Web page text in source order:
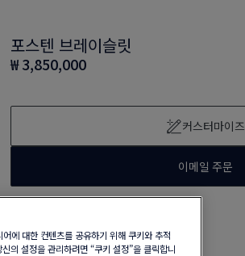
포스텐 브레이슬릿
₩ 3,850,000
커스터마이즈
이메일 주문
에 대한 컨텐츠를 공유하기 위해 쿠키와 추적
의 설정을 관리하려면 “쿠키 설정”을 클릭합니